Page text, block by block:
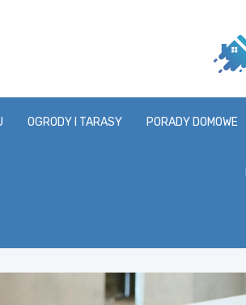
OGRODY I TARASY PORADY DOMOWE